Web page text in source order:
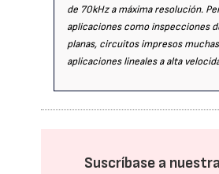
de 70kHz a máxima resolución.
aplicaciones como inspecciones
planas, circuitos impresos
aplicaciones lineales a alta
Suscríbase a nuestra